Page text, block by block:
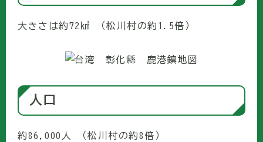
大きさは約72㎢ （松川村の約1.5倍）
人口
約86,000人 （松川村の約8倍）